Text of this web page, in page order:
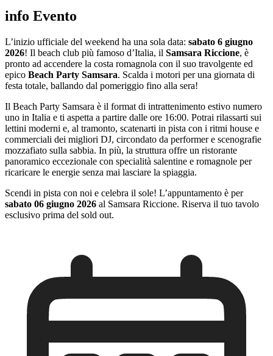
info Evento
L’inizio ufficiale del weekend ha una sola data: sabato 6 giugno
2026! Il beach club più famoso d’Italia, il Samsara Riccione, è
pronto ad accendere la costa romagnola con il suo travolgente ed
epico Beach Party Samsara. Scalda i motori per una giornata di
festa totale, ballando dal pomeriggio fino alla sera!
Il Beach Party Samsara è il format di intrattenimento estivo numero
uno in Italia e ti aspetta a partire dalle ore 16:00. Potrai rilassarti sui
lettini moderni e, al tramonto, scatenarti in pista con i ritmi house e
commerciali dei migliori DJ, circondato da performer e scenografie
mozzafiato sulla sabbia. In più, la struttura offre un ristorante
panoramico eccezionale con specialità salentine e romagnole per
ricaricare le energie senza mai lasciare la spiaggia.
Scendi in pista con noi e celebra il sole! L’appuntamento è per
sabato 06 giugno 2026 al Samsara Riccione. Riserva il tuo tavolo
esclusivo prima del sold out.